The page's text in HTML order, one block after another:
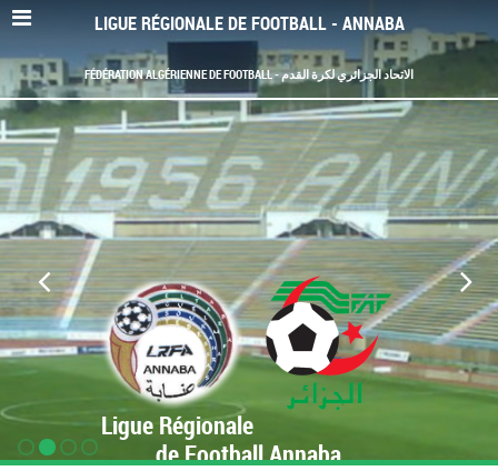
LIGUE RÉGIONALE DE FOOTBALL - ANNABA
FÉDÉRATION ALGÉRIENNE DE FOOTBALL - الاتحاد الجزائري لكرة القدم
Ligue Régionale
de Football Annaba